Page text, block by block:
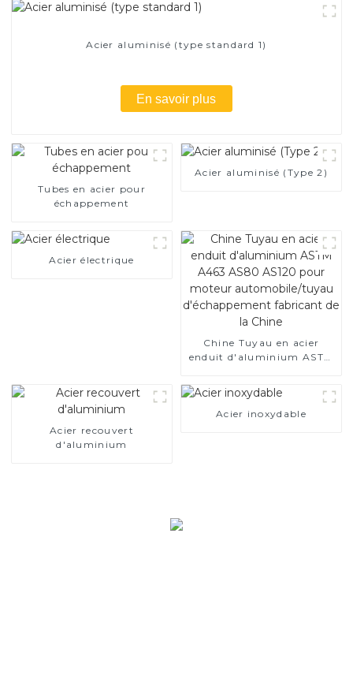
Acier aluminisé (type standard 1)
En savoir plus
Tubes en acier pour
échappement
Acier aluminisé (Type 2)
Acier électrique
Chine Tuyau en acier
enduit d'aluminium ASTM
moteur automobile/tuyau
d'échappement fabricant
de la Chine
Acier recouvert
d'aluminium
Acier inoxydable